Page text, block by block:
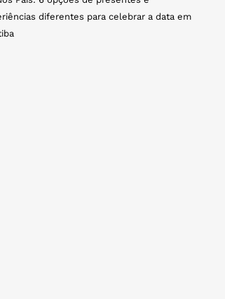
diferentes para celebrar a data em